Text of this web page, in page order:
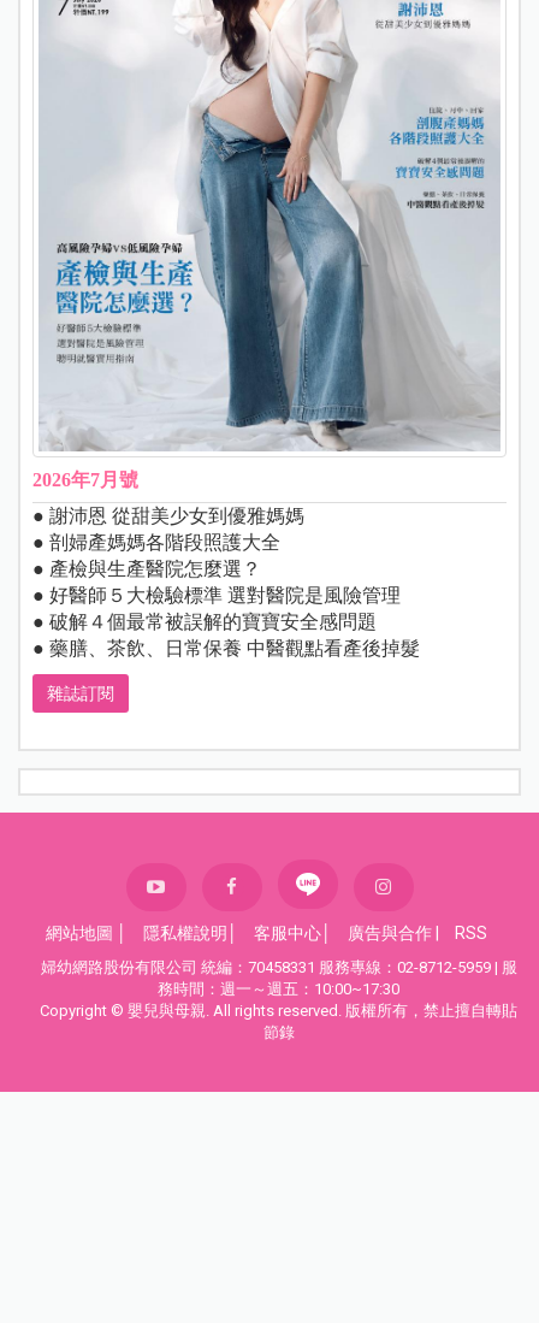
2026年7月號
● 謝沛恩 從甜美少女到優雅媽媽
● 剖婦產媽媽各階段照護大全
● 產檢與生產醫院怎麼選？
● 好醫師５大檢驗標準 選對醫院是風險管理
● 破解４個最常被誤解的寶寶安全感問題
● 藥膳、茶飲、日常保養 中醫觀點看產後掉髮
雜誌訂閱
網站地圖 隱私權說明 客服中心 廣告與合作| RSS
婦幼網路股份有限公司 統編：70458331 服務專線：02-8712-5959 | 服
務時間：週一～週五：10:00~17:30
Copyright © 嬰兒與母親. All rights reserved. 版權所有，禁止擅自轉貼
節錄